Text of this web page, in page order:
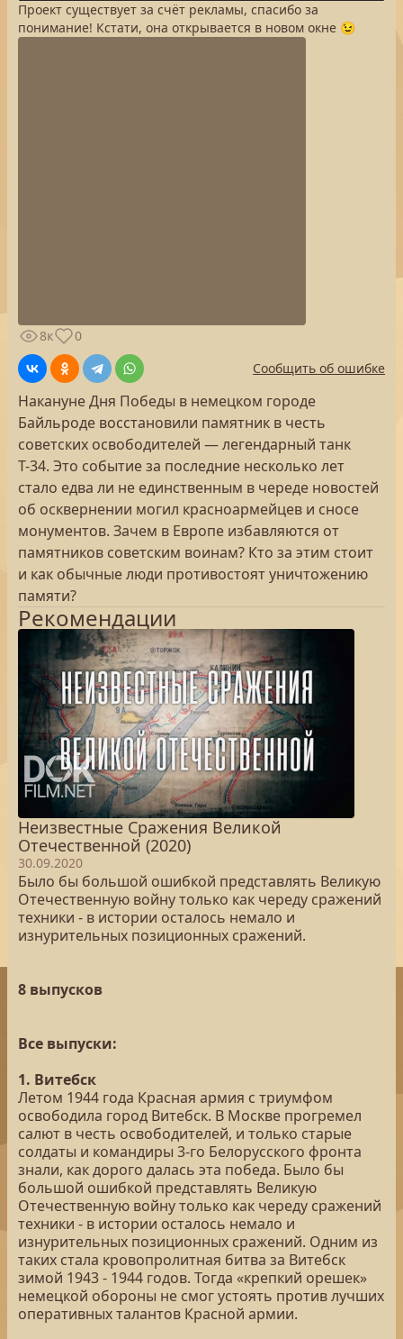
Проект существует за счёт рекламы, спасибо за
понимание! Кстати, она открывается в новом окне 😉
8к
0
Сообщить об ошибке
Накануне Дня Победы в немецком городе
Байльроде восстановили памятник в честь
советских освободителей — легендарный танк
Т-34. Это событие за последние несколько лет
стало едва ли не единственным в череде новостей
об осквернении могил красноармейцев и сносе
монументов. Зачем в Европе избавляются от
памятников советским воинам? Кто за этим стоит
и как обычные люди противостоят уничтожению
памяти?
Рекомендации
Неизвестные Сражения Великой
Отечественной (2020)
30.09.2020
Было бы большой ошибкой представлять Великую
Отечественную войну только как череду сражений
техники - в истории осталось немало и
изнурительных позиционных сражений.
8 выпусков
Все выпуски:
1. Витебск
Летом 1944 года Красная армия с триумфом
освободила город Витебск. В Москве прогремел
салют в честь освободителей, и только старые
солдаты и командиры 3-го Белорусского фронта
знали, как дорого далась эта победа. Было бы
большой ошибкой представлять Великую
Отечественную войну только как череду сражений
техники - в истории осталось немало и
изнурительных позиционных сражений. Одним из
таких стала кровопролитная битва за Витебск
зимой 1943 - 1944 годов. Тогда «крепкий орешек»
немецкой обороны не смог устоять против лучших
оперативных талантов Красной армии.